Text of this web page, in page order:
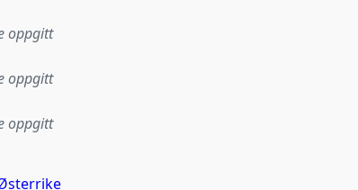
oppgitt
oppgitt
oppgitt